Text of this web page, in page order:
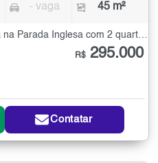
- vaga 45 m²
R$ 295.000
Contatar